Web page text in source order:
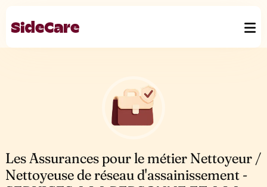
Les Assurances pour le métier Nettoyeur /
Nettoyeuse de réseau d'assainissement -